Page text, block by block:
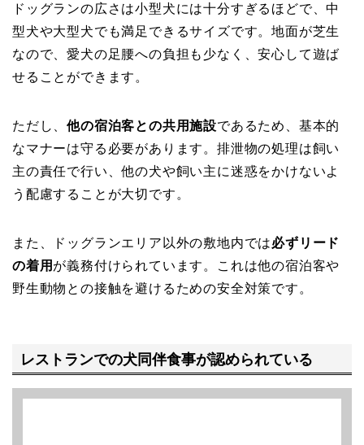
ドッグランの広さは小型犬には十分すぎるほどで、中
型犬や大型犬でも満足できるサイズです。地面が芝生
なので、愛犬の足腰への負担も少なく、安心して遊ば
せることができます。
ただし、他の宿泊客との共用施設であるため、基本的
なマナーは守る必要があります。排泄物の処理は飼い
主の責任で行い、他の犬や飼い主に迷惑をかけないよ
う配慮することが大切です。
また、ドッグランエリア以外の敷地内では必ずリード
の着用 が義務付けられています。これは他の宿泊客や
野生動物との接触を避けるための安全対策です。
レストランでの犬同伴食事が認められている